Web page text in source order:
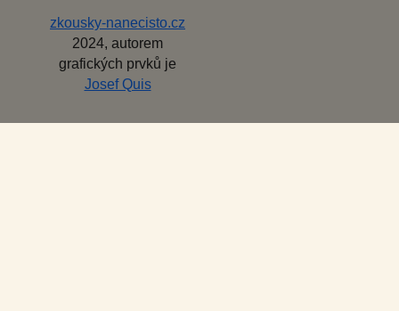
zkousky-nanecisto.cz
2024, autorem
grafických prvků je
Josef Quis